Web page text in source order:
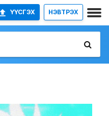
ҮҮСГЭХ НЭВТРЭХ